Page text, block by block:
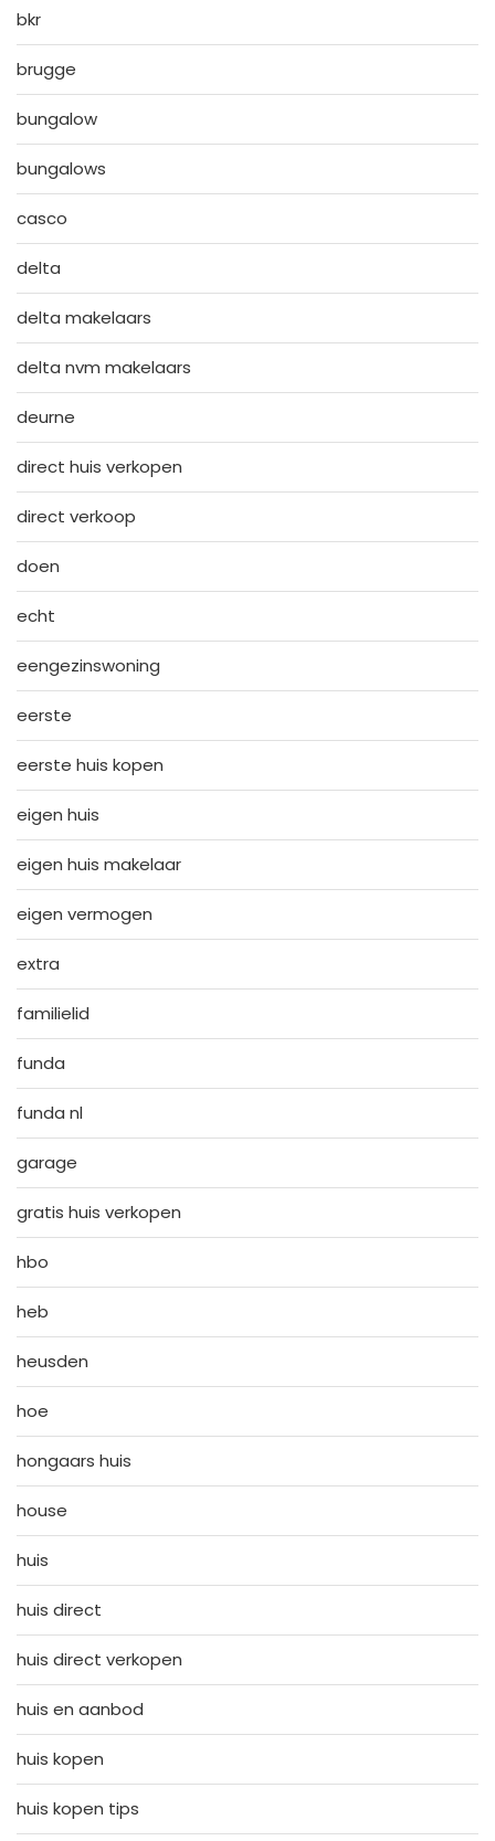
bkr
brugge
bungalow
bungalows
casco
delta
delta makelaars
delta nvm makelaars
deurne
direct huis verkopen
direct verkoop
doen
echt
eengezinswoning
eerste
eerste huis kopen
eigen huis
eigen huis makelaar
eigen vermogen
extra
familielid
funda
funda nl
garage
gratis huis verkopen
hbo
heb
heusden
hoe
hongaars huis
house
huis
huis direct
huis direct verkopen
huis en aanbod
huis kopen
huis kopen tips